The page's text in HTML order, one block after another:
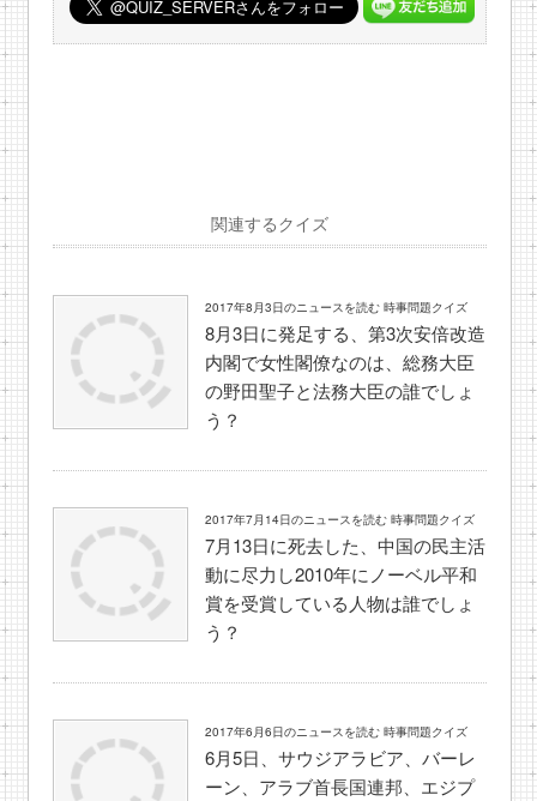
関連するクイズ
2017年8月3日のニュースを読む 時事問題クイズ
8月3日に発足する、第3次安倍改造
内閣で女性閣僚なのは、総務大臣
の野田聖子と法務大臣の誰でしょ
う？
2017年7月14日のニュースを読む 時事問題クイズ
7月13日に死去した、中国の民主活
動に尽力し2010年にノーベル平和
賞を受賞している人物は誰でしょ
う？
2017年6月6日のニュースを読む 時事問題クイズ
6月5日、サウジアラビア、バーレ
ーン、アラブ首長国連邦、エジプ